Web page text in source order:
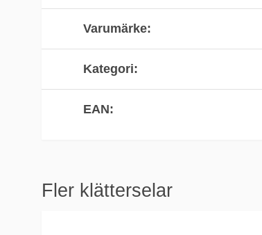
Varumärke
Kategori
EAN
Fler klätterselar